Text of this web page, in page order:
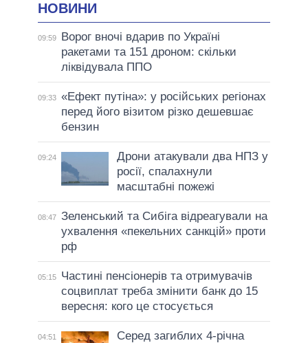
НОВИНИ
09:59
Ворог вночі вдарив по Україні
ракетами та 151 дроном: скільки
ліквідувала ППО
09:33 «Ефект путіна»: у російських регіонах
перед його візитом різко дешевшає
бензин
09:24
Дрони атакували два НПЗ у
росії, спалахнули
масштабні пожежі
08:47 Зеленський та Сибіга відреагували на
ухвалення «пекельних санкцій» проти
рф
05:15
Частині пенсіонерів та отримувачів
соцвиплат треба змінити банк до 15
вересня: кого це стосується
04:51
Серед загиблих 4-річна